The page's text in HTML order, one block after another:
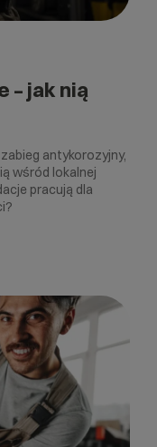
– jak nią
antykorozyjny,
wśród lokalnej
pracują dla